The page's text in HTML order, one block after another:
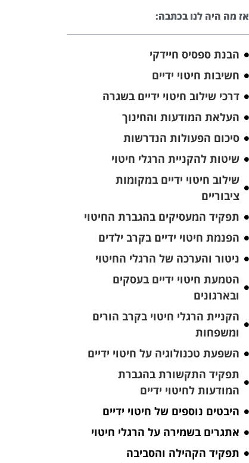
אז מה היה לנו בכתבה:
הבנת ספסיס חיידקי
חשיבות חיטוי ידיים
דרכי שילוב חיטוי ידיים בשגרה
העלאת המודעות והחינוך
סיכום הפעולות הנדרשות
שיטות להקניית הרגלי חיטוי
שילוב חיטוי ידיים במקומות
ציבוריים
תפקיד המעסיקים בהגברת החיטוי
הפנמת חיטוי ידיים בקרב ילדים
ניטור והערכה של הרגלי החיטוי
הטמעת חיטוי ידיים בעסקים
ובארגונים
הקניית הרגלי חיטוי בקרב הורים
ומשפחות
השפעת טכנולוגיה על חיטוי ידיים
תפקיד התקשורת בהגברת
המודעות לחיטוי ידיים
היבטים נוספים של חיטוי ידיים
אתגרים בשמירה על הרגלי חיטוי
תפקיד הקהילה והסביבה